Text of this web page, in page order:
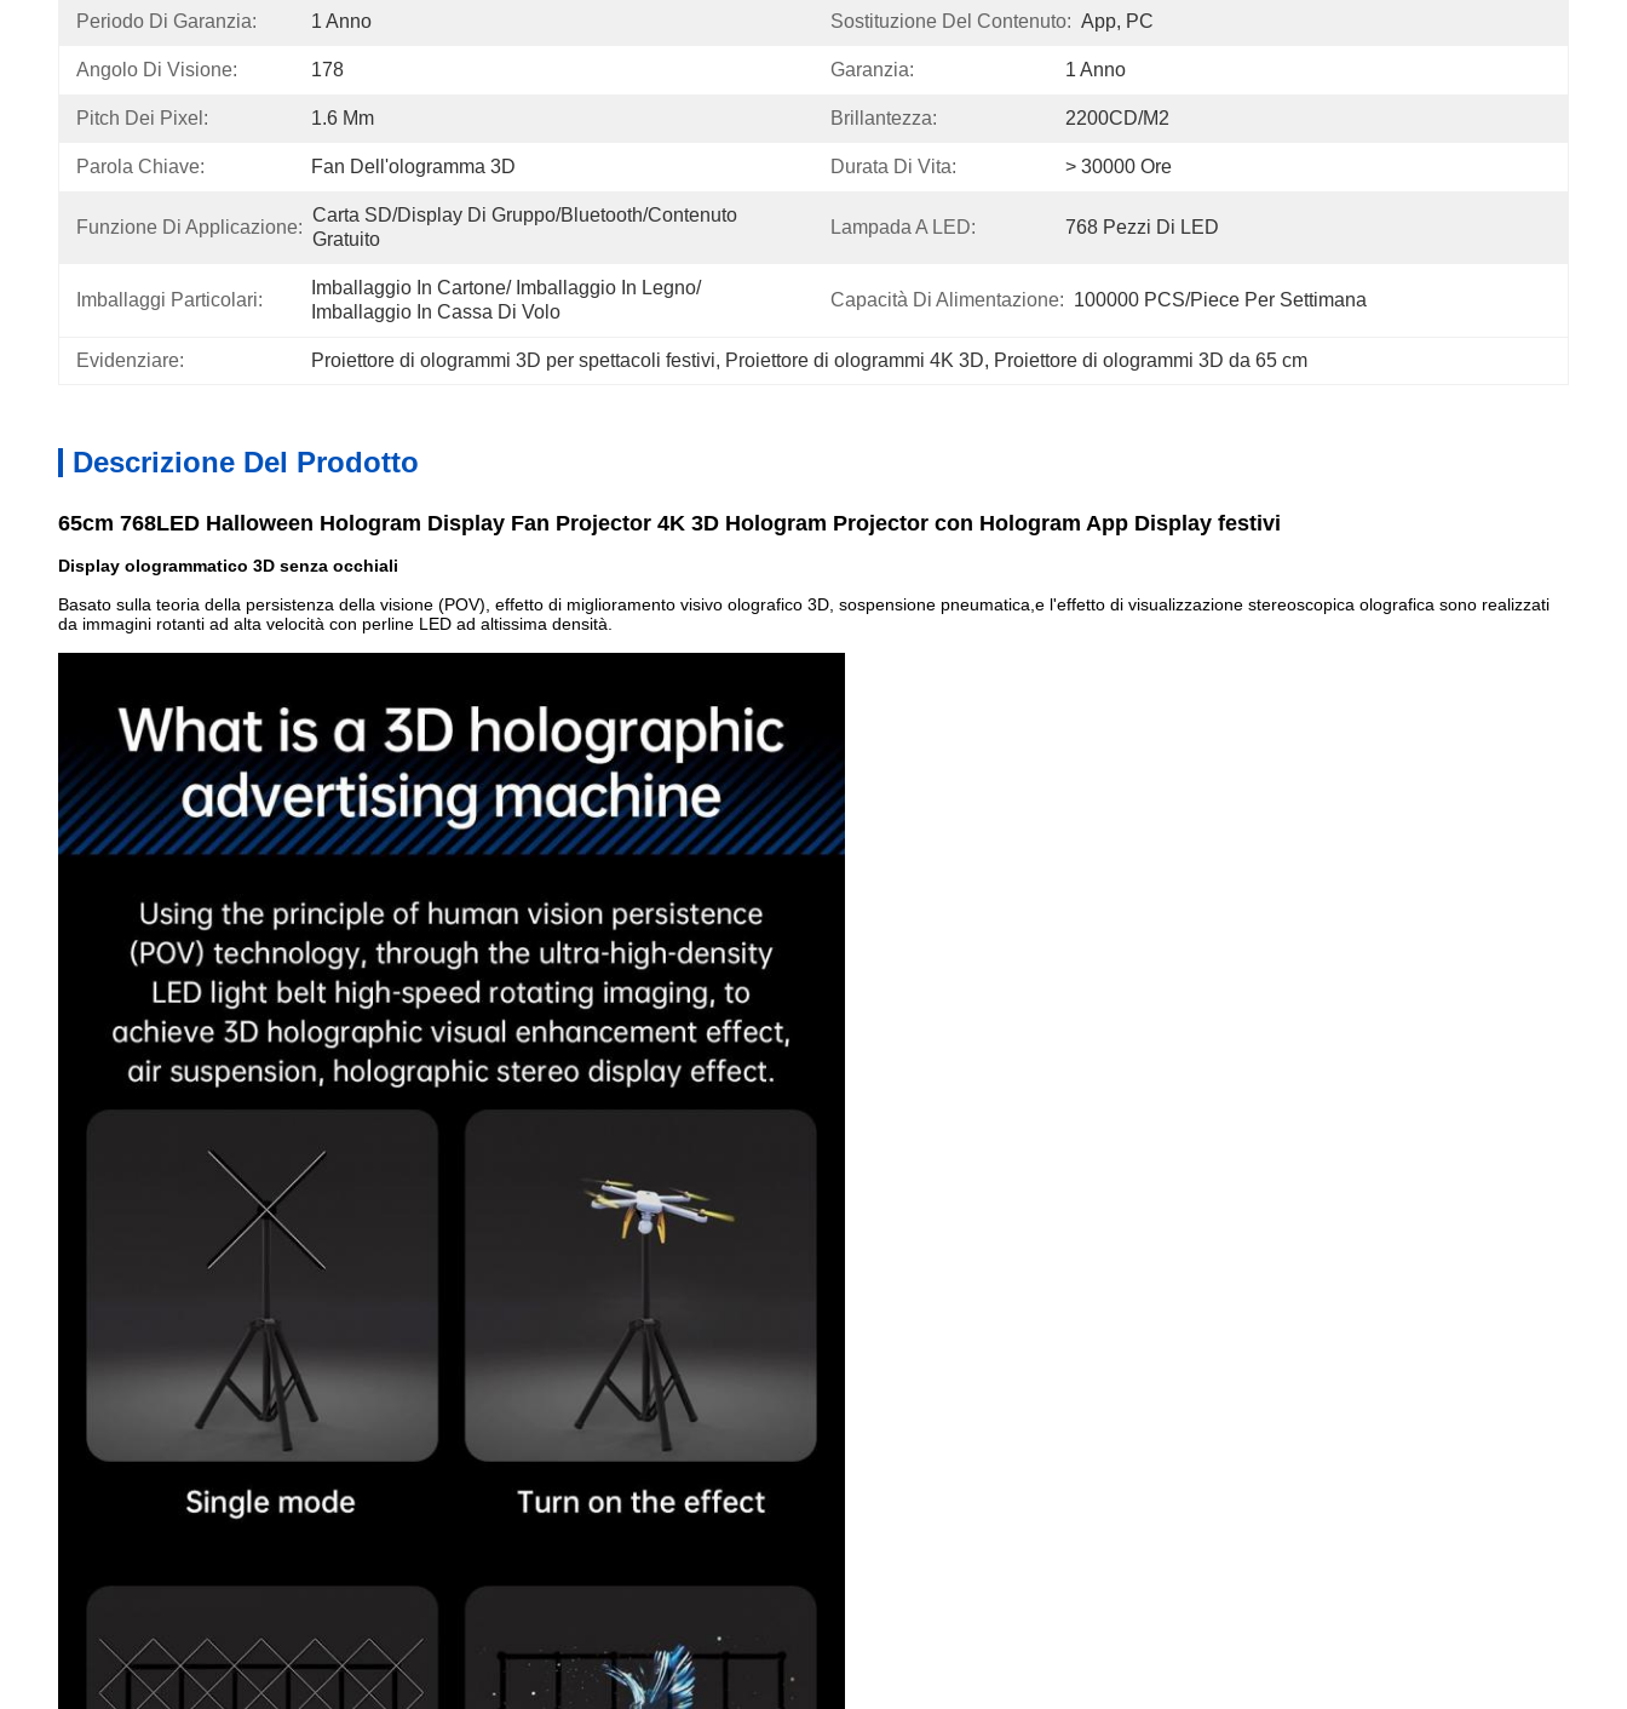
Periodo Di Garanzia: 1 Anno Sostituzione Del Contenuto: App, PC
Angolo Di Visione: 178 Garanzia: 1 Anno
Pitch Dei Pixel: 1.6 Mm Brillantezza: 2200CD/M2
Parola Chiave: Fan Dell'ologramma 3D Durata Di Vita: > 30000 Ore
Funzione Di Applicazione:
Carta SD/Display Di Gruppo/Bluetooth/Contenuto
Gratuito
Lampada A LED: 768 Pezzi Di LED
Imballaggi Particolari:
Imballaggio In Cartone/ Imballaggio In Legno/
Imballaggio In Cassa Di Volo
Capacità Di Alimentazione: 100000 PCS/Piece Per Settimana
Evidenziare: Proiettore di ologrammi 3D per spettacoli festivi, Proiettore di ologrammi 4K 3D, Proiettore di ologrammi 3D da 65 cm
Descrizione Del Prodotto
65cm 768LED Halloween Hologram Display Fan Projector 4K 3D Hologram Projector con Hologram App Display festivi
Display ologrammatico 3D senza occhiali
Basato sulla teoria della persistenza della visione (POV), effetto di miglioramento visivo olografico 3D, sospensione pneumatica,e l'effetto di visualizzazione stereoscopica olografica sono realizzati
da immagini rotanti ad alta velocità con perline LED ad altissima densità.